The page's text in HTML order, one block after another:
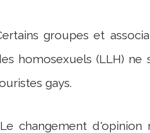
groupes et
homosexuels (LLH)
gays.
Le changement